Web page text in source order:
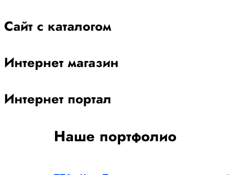
Сайт с каталогом
Интернет магазин
Интернет портал
Наше портфолио